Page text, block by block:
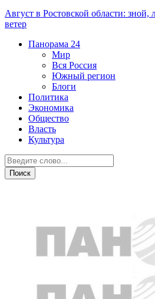
Август в Ростовской области:
ветер
Панорама 24
Мир
Вся Россия
Южный регион
Блоги
Политика
Экономика
Общество
Власть
Культура